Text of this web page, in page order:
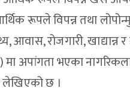
रूपले विपन्न तथा
रोजगारी, खाद्यान्न
अपांगता भएका
लेखिएको छ ।